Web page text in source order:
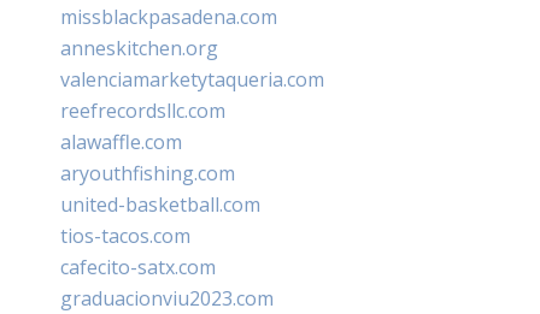
missblackpasadena.com
anneskitchen.org
valenciamarketytaqueria.com
reefrecordsllc.com
alawaffle.com
aryouthfishing.com
united-basketball.com
tios-tacos.com
cafecito-satx.com
graduacionviu2023.com